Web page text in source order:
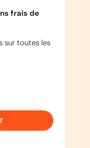
frais de
sur toutes les